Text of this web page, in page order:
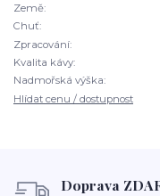
Země:
Chuť:
Zpracování:
Kvalita kávy:
Nadmořská výška:
Hlídat cenu / dostupnost
Doprava